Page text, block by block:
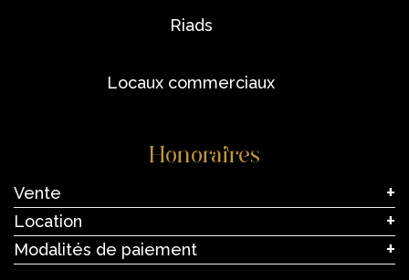
riads
locaux commerciaux
Honoraires
Vente
Location
Modalités de paiement